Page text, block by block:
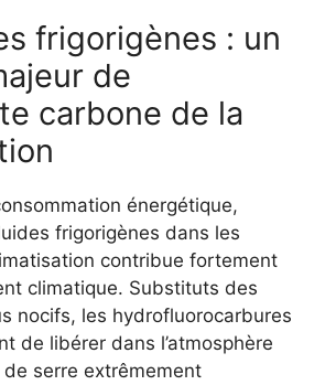
frigorigènes : un
de
carbone de la
énergétique,
frigorigènes dans les
contribue fortement
climatique. Substituts des
nocifs, les hydrofluorocarbures
de libérer dans l’atmosphère
serre extrêmement